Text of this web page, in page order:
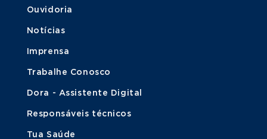
Ouvidoria
Notícias
Imprensa
Trabalhe Conosco
Dora - Assistente Digital
Responsáveis técnicos
Tua Saúde